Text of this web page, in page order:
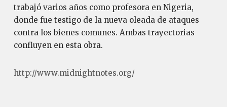
trabajó varios años como profesora en Nigeria,
donde fue testigo de la nueva oleada de ataques
contra los bienes comunes. Ambas trayectorias
confluyen en esta obra.
http://www.midnightnotes.org/